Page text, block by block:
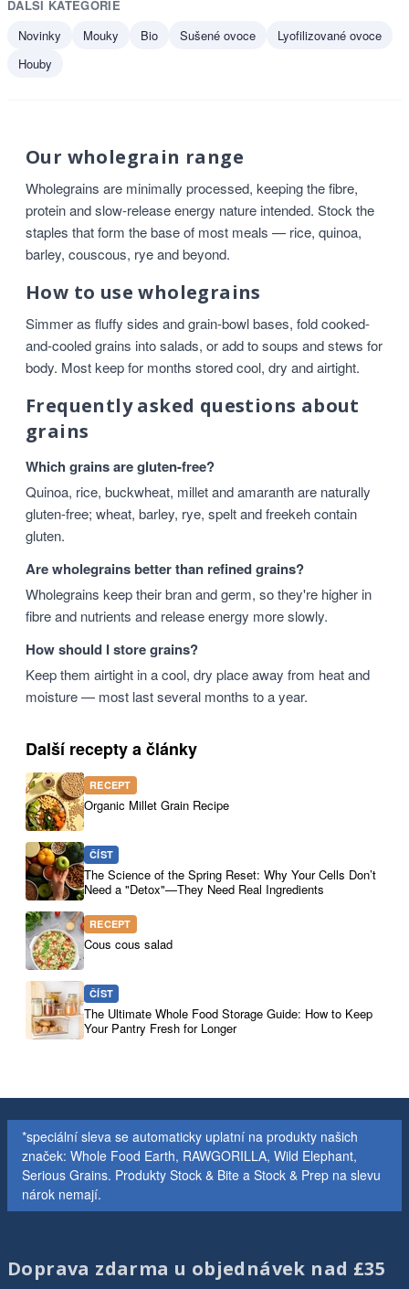
DALŠÍ KATEGORIE
Novinky
Mouky Bio Sušené ovoce
Lyofilizované ovoce
Houby
Our wholegrain range
Wholegrains are minimally processed, keeping the fibre,
protein and slow-release energy nature intended. Stock the
staples that form the base of most meals — rice, quinoa,
barley, couscous, rye and beyond.
How to use wholegrains
Simmer as fluffy sides and grain-bowl bases, fold cooked-
and-cooled grains into salads, or add to soups and stews for
body. Most keep for months stored cool, dry and airtight.
Frequently asked questions about
grains
Which grains are gluten-free?
Quinoa, rice, buckwheat, millet and amaranth are naturally
gluten-free; wheat, barley, rye, spelt and freekeh contain
gluten.
Are wholegrains better than refined grains?
Wholegrains keep their bran and germ, so they're higher in
fibre and nutrients and release energy more slowly.
How should I store grains?
Keep them airtight in a cool, dry place away from heat and
moisture — most last several months to a year.
Další recepty a články
RECEPT
Organic Millet Grain Recipe
ČÍST
The Science of the Spring Reset: Why Your Cells Don’t
Need a "Detox"—They Need Real Ingredients
RECEPT
Cous cous salad
ČÍST
The Ultimate Whole Food Storage Guide: How to Keep
Your Pantry Fresh for Longer
*speciální sleva se automaticky uplatní na produkty našich
značek: Whole Food Earth, RAWGORILLA, Wild Elephant,
Serious Grains. Produkty Stock & Bite a Stock & Prep na slevu
nárok nemají.
Doprava zdarma u objednávek nad £35